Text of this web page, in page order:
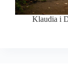
Klaudia i